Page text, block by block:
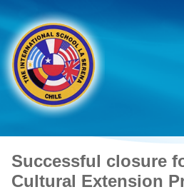
Successful closure
Cultural Extension